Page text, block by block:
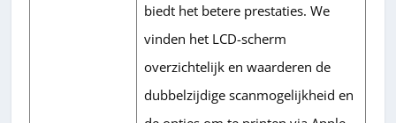
biedt het betere prestaties. We
vinden het LCD-scherm
overzichtelijk en waarderen de
dubbelzijdige scanmogelijkheid en